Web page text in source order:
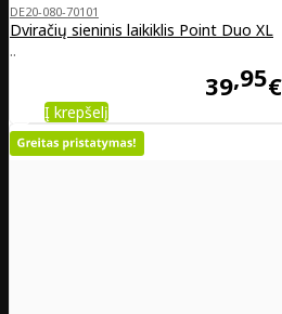
DE20-080-70101
Dviračių sieninis laikiklis Point Duo XL
..
39 95€
Į krepšelį